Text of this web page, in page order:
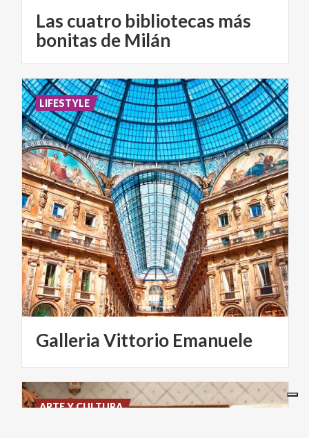
Las cuatro bibliotecas más
bonitas de Milán
GalleriaVittorio Emanuele
LIFESTYLE
ARTE Y CULTURA